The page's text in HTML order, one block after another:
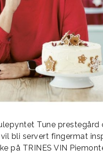
Tune
bli servert fingermat
på TRINES VIN